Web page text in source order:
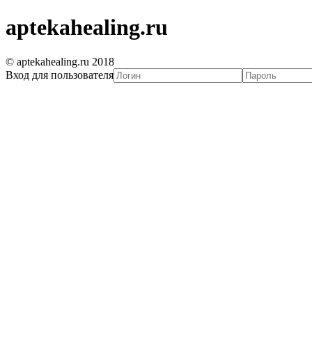
aptekahealing.ru
© aptekahealing.ru 2018
Вход для пользователя